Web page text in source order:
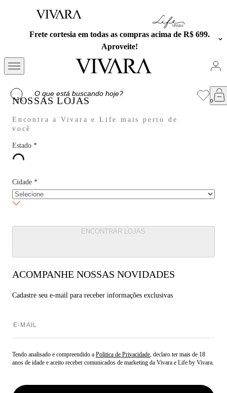
Frete cortesia em todas as compras acima de R$ 699.
Aproveite!
NOSSAS LOJAS
Encontra a Vivara e Life mais perto de
você
Estado *
Cidade *
ENCONTRAR LOJAS
ACOMPANHE NOSSAS NOVIDADES
Cadastre seu e-mail para receber informações exclusivas
Tendo analisado e compreendido a Politica de Privacidade, declaro ter mais de 18
anos de idade e aceito receber comunicados de marketing da Vivara e Life by Vivara.